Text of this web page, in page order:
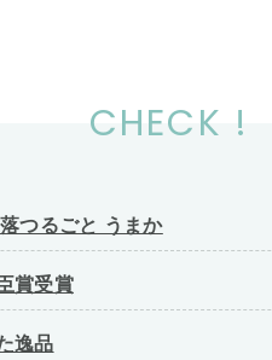
CHECK !
つるごと うまか
賞受賞
逸品